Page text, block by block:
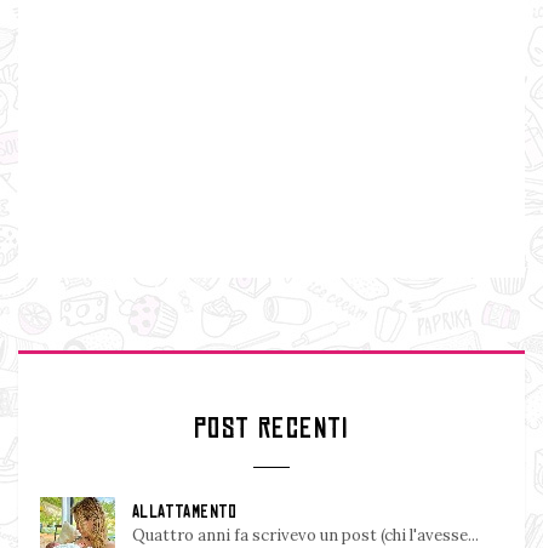
POST RECENTI
ALLATTAMENTO
Quattro anni fa scrivevo un post (chi l'avesse...